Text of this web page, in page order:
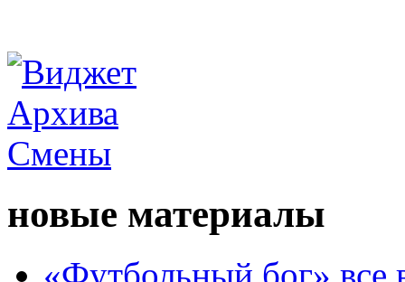
новые материалы
«Футбольный бог» все